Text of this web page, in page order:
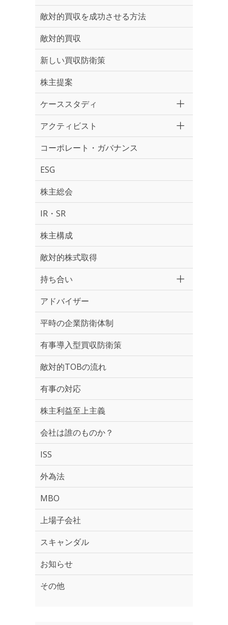
敵対的買収を成功させる方法
敵対的買収
新しい買収防衛策
株主提案
ケーススタディ
アクティビスト
コーポレート・ガバナンス
ESG
株主総会
IR・SR
株主構成
敵対的株式取得
持ち合い
アドバイザー
平時の企業防衛体制
有事導入型買収防衛策
敵対的TOBの流れ
有事の対応
株主利益至上主義
会社は誰のものか？
ISS
外為法
MBO
上場子会社
スキャンダル
お知らせ
その他